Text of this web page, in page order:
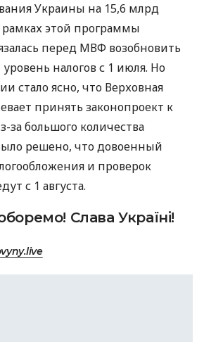
Украины на 15,6 млрд
рамках этой программы
перед МВФ возобновить
налогов с 1 июля. Но
стало ясно, что Верховная
принять законопроект к
за большого количества
решено, что довоенный
и проверок
с 1 августа.
Слава Україні!